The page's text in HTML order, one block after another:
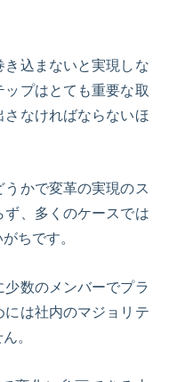
込まないと実現しな
プはとても重要な取
さなければならないほ
うかで変革の実現のス
ず、多くのケースでは
ちです。
数のメンバーでプラ
には社内のマジョリテ
。